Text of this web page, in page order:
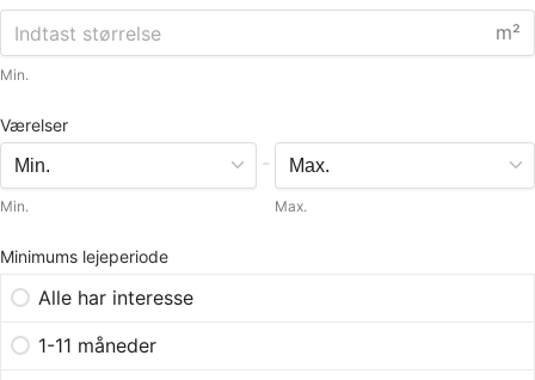
m²
Min.
Værelser
Min.
-
Max.
Minimums lejeperiode
Alle har interesse
1-11 måneder